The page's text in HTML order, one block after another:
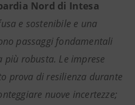
Nord di Intesa
e sostenibile e una
passaggi fondamentali
più robusta. Le imprese
prova di resilienza durante
nuove incertezze;